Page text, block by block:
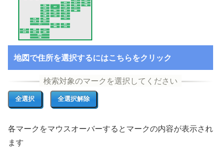
地図で住所を選択するにはこちらをクリック
各マークをマウスオーバーするとマークの内容が表示され
ます